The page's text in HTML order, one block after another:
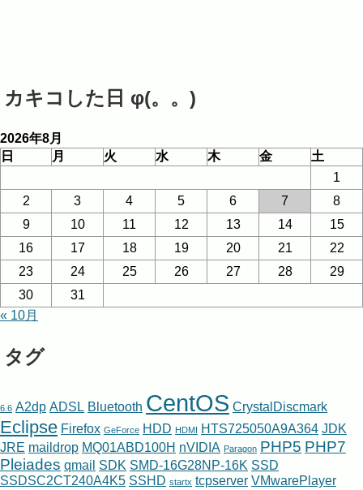
カキコした日 φ(。。)
2026年8月
日
月 火 水 木 金
土
1
2
3 4 5 6 7
8
9
10 11 12 13 14
15
16
17 18 19 20 21
22
23
24 25 26 27 28
29
30
31
« 10月
タグ
6.6 A2dp ADSL Bluetooth CentOS CrystalDiscmark
Eclipse Firefox GeForce HDD HDMI HTS725050A9A364 JDK
JRE maildrop MQ01ABD100H nVIDIA Paragon PHP5 PHP7
Pleiades qmail SDK SMD-16G28NP-16K SSD
SSDSC2CT240A4K5 SSHD startx tcpserver VMwarePlayer